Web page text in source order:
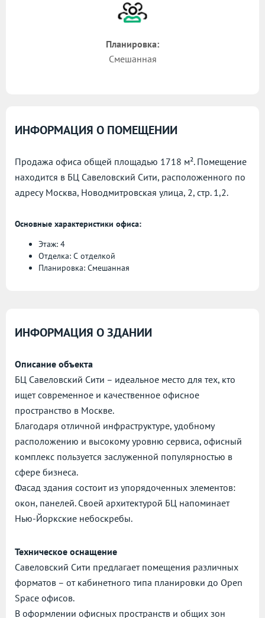
Планировка:
Смешанная
ИНФОРМАЦИЯ О ПОМЕЩЕНИИ
Продажа офиса общей площадью 1718 м². Помещение
находится в БЦ Савеловский Сити, расположенного по
адресу Москва, Новодмитровская улица, 2, стр. 1,2.
Основные характеристики офиса:
Этаж: 4
Отделка: С отделкой
Планировка: Смешанная
ИНФОРМАЦИЯ О ЗДАНИИ
Описание объекта
БЦ Савеловский Сити – идеальное место для тех, кто
ищет современное и качественное офисное
пространство в Москве.
Благодаря отличной инфраструктуре, удобному
расположению и высокому уровню сервиса, офисный
комплекс пользуется заслуженной популярностью в
сфере бизнеса.
Фасад здания состоит из упорядоченных элементов:
окон, панелей. Своей архитектурой БЦ напоминает
Нью-Йоркские небоскребы.
Техническое оснащение
Савеловский Сити предлагает помещения различных
форматов – от кабинетного типа планировки до Open
Space офисов.
В оформлении офисных пространств и общих зон